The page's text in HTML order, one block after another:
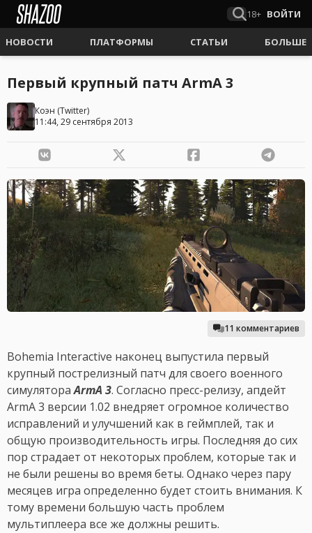
18+ ВОЙТИ
НОВОСТИ ПЛАТФОРМЫ СТАТЬИ БОЛЬШЕ
Первый крупный патч ArmA 3
Коэн (Twitter)
11:44, 29 сентября 2013
11 комментариев
Bohemia Interactive наконец выпустила первый
крупный пострелизный патч для своего военного
симулятораArmA 3. Согласно пресс-релизу, апдейт
ArmA 3 версии 1.02 внедряет огромное количество
исправлений и улучшений как в геймплей, так и
общую производительность игры. Последняя до сих
пор страдает от некоторых проблем, которые так и
не были решены во время беты. Однако через пару
месяцев игра определенно будет стоить внимания. К
тому времени большую часть проблем
мультиплеера все же должны решить.